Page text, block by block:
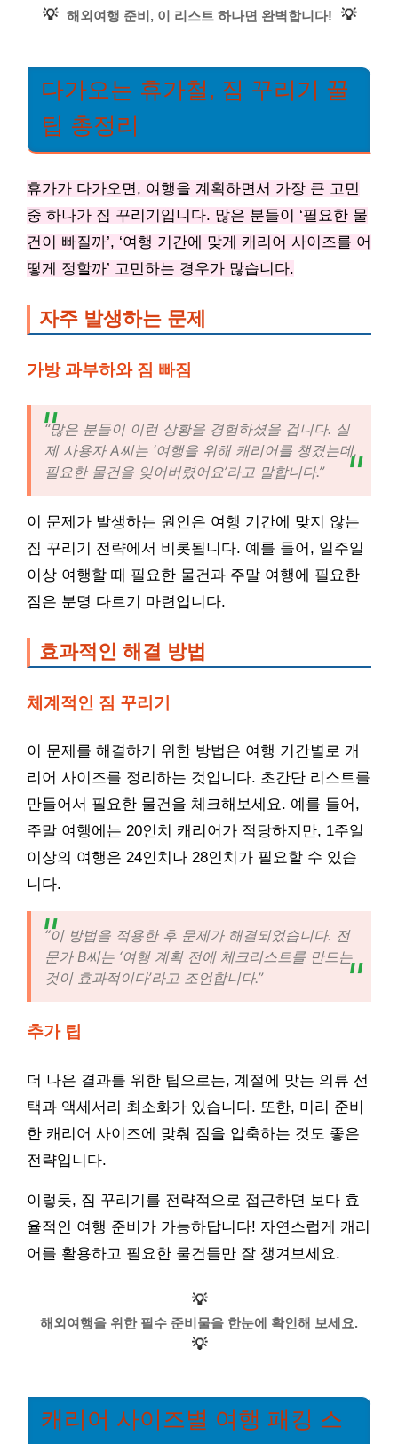
💡 해외여행 준비, 이 리스트 하나면 완벽합니다! 💡
다가오는 휴가철, 짐 꾸리기 꿀
팁 총정리
휴가가 다가오면, 여행을 계획하면서 가장 큰 고민
중 하나가 짐 꾸리기입니다. 많은 분들이 ‘필요한 물
건이 빠질까’, ‘여행 기간에 맞게 캐리어 사이즈를 어
떻게 정할까’ 고민하는 경우가 많습니다.
자주 발생하는 문제
가방 과부하와 짐 빠짐
“많은 분들이 이런 상황을 경험하셨을 겁니다. 실
제 사용자 A씨는 ‘여행을 위해 캐리어를 챙겼는데,
필요한 물건을 잊어버렸어요’라고 말합니다.”
이 문제가 발생하는 원인은 여행 기간에 맞지 않는
짐 꾸리기 전략에서 비롯됩니다. 예를 들어, 일주일
이상 여행할 때 필요한 물건과 주말 여행에 필요한
짐은 분명 다르기 마련입니다.
효과적인 해결 방법
체계적인 짐 꾸리기
이 문제를 해결하기 위한 방법은 여행 기간별로 캐
리어 사이즈를 정리하는 것입니다. 초간단 리스트를
만들어서 필요한 물건을 체크해보세요. 예를 들어,
주말 여행에는 20인치 캐리어가 적당하지만, 1주일
이상의 여행은 24인치나 28인치가 필요할 수 있습
니다.
“이 방법을 적용한 후 문제가 해결되었습니다. 전
문가 B씨는 ‘여행 계획 전에 체크리스트를 만드는
것이 효과적이다’라고 조언합니다.”
추가 팁
더 나은 결과를 위한 팁으로는, 계절에 맞는 의류 선
택과 액세서리 최소화가 있습니다. 또한, 미리 준비
한 캐리어 사이즈에 맞춰 짐을 압축하는 것도 좋은
전략입니다.
이렇듯, 짐 꾸리기를 전략적으로 접근하면 보다 효
율적인 여행 준비가 가능하답니다! 자연스럽게 캐리
어를 활용하고 필요한 물건들만 잘 챙겨보세요.
💡
해외여행을 위한 필수 준비물을 한눈에 확인해 보세요.
💡
캐리어 사이즈별 여행 패킹 스